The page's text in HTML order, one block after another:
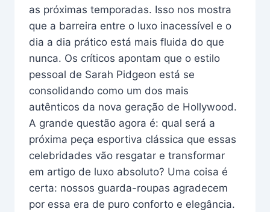
as próximas temporadas. Isso nos mostra
que a barreira entre o luxo inacessível e o
dia a dia prático está mais fluida do que
nunca. Os críticos apontam que o estilo
pessoal de Sarah Pidgeon está se
consolidando como um dos mais
autênticos da nova geração de Hollywood.
A grande questão agora é: qual será a
próxima peça esportiva clássica que essas
celebridades vão resgatar e transformar
em artigo de luxo absoluto? Uma coisa é
certa: nossos guarda-roupas agradecem
por essa era de puro conforto e elegância.